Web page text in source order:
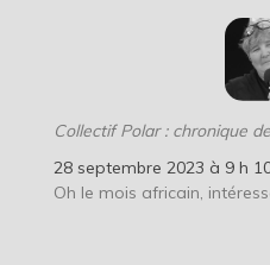
Collectif Polar : chronique
28 septembre 2023 à 9 h
Oh le mois africain,